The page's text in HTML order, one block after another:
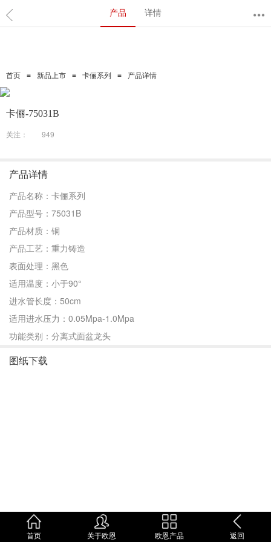
首页 ≡ 新品上市 ≡ 卡俪系列 ≡ 产品详情
产品 详情
卡俪-75031B
关注：
949
产品详情
产品名称：卡俪系列
产品型号：75031B
产品材质：铜
产品工艺：重力铸造
表面处理：黑色
适用温度：小于90°
进水管长度：50cm
适用进水压力：0.05Mpa-1.0Mpa
功能类别：分离式面盆龙头
图纸下载
首页 关于欧恩 欧恩产品 返回